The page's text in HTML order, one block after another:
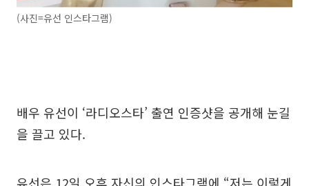
(사진=유선 인스타그램)
배우 유선이 ‘라디오스타’ 출연 인증샷을 공개해 눈길
을 끌고 있다.